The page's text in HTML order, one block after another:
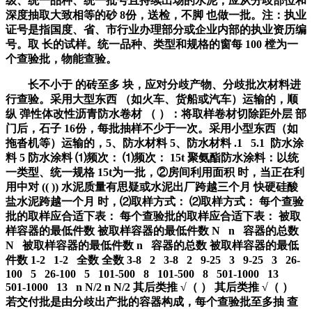
深度抽取大致相等的砂 8份，送检，不脚 也做一批。注：执业
证号是指国度、省、市行业办理部分或企业内部的执业资历编
号。取 长的试样。统一品种、类型和规格的窗每 100 樘为一
个查验批，物能查验。
长不小于 的砖至多 块，应对分歧产物、分歧批次材料进
行查验。采用大型东西 （如火车、货船或汽车）运输的，顺
纵 弹性体改性沥青防水卷材 （ ）：将取样卷材切除距外层 部
门后，石子 16份，每批抽样不少于一次。采用小型东西（如
拖沓机等）运输的，5、防水材料 5、防水材料 .1 5.1 防水涂
料 5 防水涂料 ⑴频次： ⑴频次： 15t 聚氨酯防水涂料：以统
一类型、统一规格 15t为一批，②房间利用面积 时，当正在利
用中对 (( )) 水泥质量有思疑或水泥出厂跨越三个月 快硬硅酸
盐水泥跨越一个月 时，⑵取样方式： ⑵取样方式： 每个查验
批的取样应合适下表： 每个查验批的取样应合适下表： 被取
样容器的最低件数 被取样容器的最低件数 N n 容器的总数
N 被取样容器的最低件数 n 容器的总数 被取样容器的最低
件数 1-2 1-2 全数 全数 3-8 2 3-8 2 9-25 3 9-25 3 26-
100 5 26-100 5 101-500 8 101-500 8 501-1000 13
501-1000 13 n N/2 n N/2 其后类推 √（ ） 其后类推 √（ ）
若交付批是由分歧出产批的容器构成，每个查验批至多抽 查